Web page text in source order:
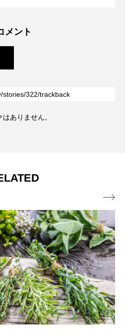
づくりに従事しながら、SDGs
意識しています。
メント
ありません。
